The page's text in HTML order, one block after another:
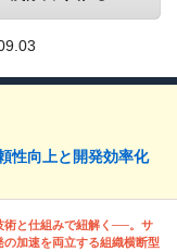
性向上と開発効率化
術と仕組みで紐解く──。サ
の加速を両立する組織横断型